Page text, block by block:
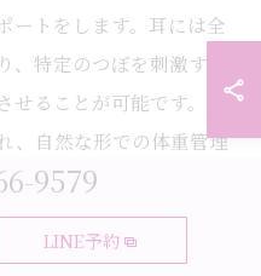
ートをします。耳には全
特定のつぼを刺激する
せることが可能です。こ
、自然な形での体重管理
イエットだけでなく、ボ
も存在し、多くの利用者
また、耳つぼは薬や器具
9579
LINE予約